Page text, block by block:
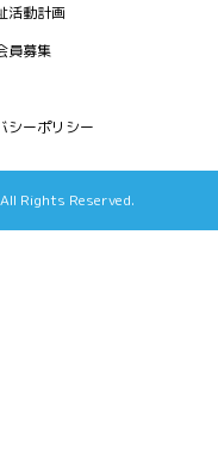
活動計画
員募集
シーポリシー
Rights Reserved.